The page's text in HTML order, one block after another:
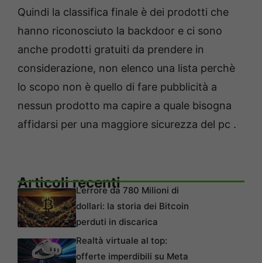
Quindi la classifica finale è dei prodotti che
hanno riconosciuto la backdoor e ci sono
anche prodotti gratuiti da prendere in
considerazione, non elenco una lista perchè
lo scopo non è quello di fare pubblicità a
nessun prodotto ma capire a quale bisogna
affidarsi per una maggiore sicurezza del pc .
Articoli recentiL’errore da 780 Milioni di
dollari: la storia dei Bitcoin
perduti in discarica
Realtà virtuale al top:
offerte imperdibili su Meta